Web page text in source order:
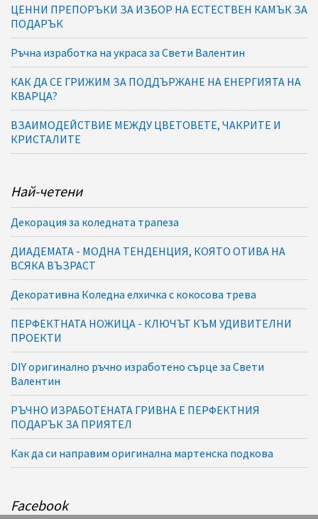
ЦЕННИ ПРЕПОРЪКИ ЗА ИЗБОР НА ЕСТЕСТВЕН КАМЪК ЗА
ПОДАРЪК
Ръчна изработка на украса за Свети Валентин
КАК ДА СЕ ГРИЖИМ ЗА ПОДДЪРЖАНЕ НА ЕНЕРГИЯТА НА
КВАРЦА?
ВЗАИМОДЕЙСТВИЕ МЕЖДУ ЦВЕТОВЕТЕ, ЧАКРИТЕ И
КРИСТАЛИТЕ
Най-четени
Декорация за коледната трапеза
ДИАДЕМАТА - МОДНА ТЕНДЕНЦИЯ, КОЯТО ОТИВА НА
ВСЯКА ВЪЗРАСТ
Декоративна Коледна елхичка с кокосова трева
ПЕРФЕКТНАТА НОЖИЦА - КЛЮЧЪТ КЪМ УДИВИТЕЛНИ
ПРОЕКТИ
DIY оригинално ръчно изработено сърце за Свети
Валентин
РЪЧНО ИЗРАБОТЕНАТА ГРИВНА Е ПЕРФЕКТНИЯ
ПОДАРЪК ЗА ПРИЯТЕЛ
Как да си направим оригинална мартенска подкова
Facebook